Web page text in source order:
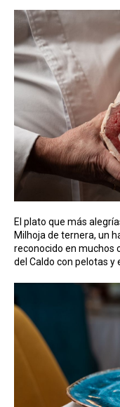
El plato que más
Milhoja de ternera, un
reconocido en muchos
del Caldo con pelotas y